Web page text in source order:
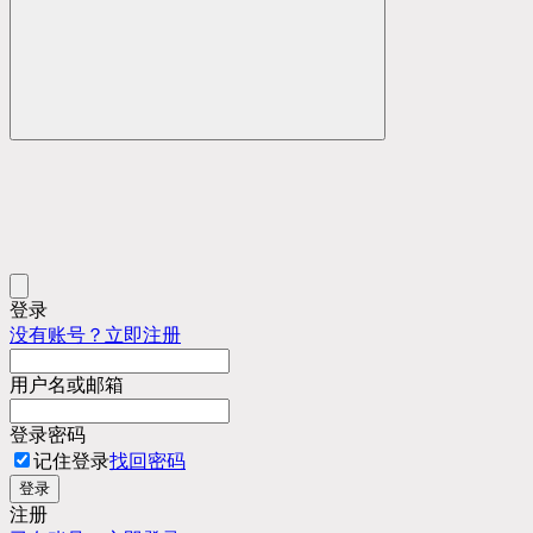
登录
没有账号？立即注册
用户名或邮箱
登录密码
记住登录找回密码
登录
注册